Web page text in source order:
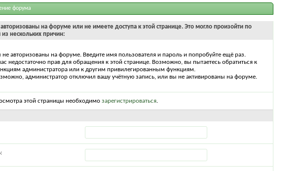
форума
на форуме или не имеете доступа к этой странице. Это могло произойти по
нескольких причин:
не авторизованы на форуме. Введите имя пользователя и пароль и попробуйте ещё раз.
недостаточно прав для обращения к этой странице. Возможно, вы пытаетесь обратиться к
администратора или к другим привилегированным функциям.
администратор отключил вашу учётную запись, или вы не активированы на форуме.
этой страницы необходимо зарегистрироваться.